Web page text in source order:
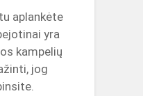
aplankėte
yra
kampelių
jog